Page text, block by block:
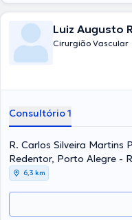
Luiz Augusto
Cirurgião Vascular
Consultório 1
R. Carlos Silveira Martins
Redentor, Porto Alegre -
6,3 km